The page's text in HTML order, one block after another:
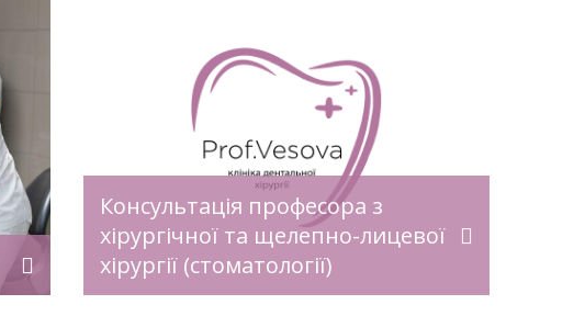
Консультація професора з
хірургічної та щелепно-лицевої
хірургії (стоматології)
та
з